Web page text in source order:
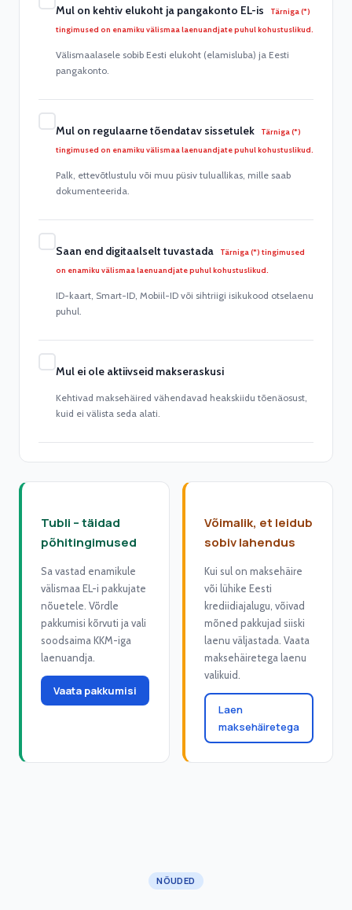
Mul on kehtiv elukoht ja pangakonto EL-is
Tärniga (*)
tingimused on enamiku välismaa laenuandjate puhul kohustuslikud.
Välismaalasele sobib Eesti elukoht (elamisluba) ja Eesti
pangakonto.
Mul on regulaarne tõendatav sissetulek
Tärniga (*)
tingimused on enamiku välismaa laenuandjate puhul kohustuslikud.
Palk, ettevõtlustulu või muu püsiv tuluallikas, mille saab
dokumenteerida.
Saan end digitaalselt tuvastada
Tärniga (*) tingimused
on enamiku välismaa laenuandjate puhul kohustuslikud.
ID-kaart, Smart-ID, Mobiil-ID või sihtriigi isikukood otselaenu
puhul.
Mul ei ole aktiivseid makseraskusi
Kehtivad maksehäired vähendavad heakskiidu tõenäosust,
kuid ei välista seda alati.
Tubli – täidad
põhitingimused
Sa vastad enamikule
välismaa EL-i pakkujate
nõuetele. Võrdle
pakkumisi kõrvuti ja vali
soodsaima KKM-iga
laenuandja.
Vaata pakkumisi
Võimalik, et leidub
sobiv lahendus
Kui sul on maksehäire
või lühike Eesti
krediidiajalugu, võivad
mõned pakkujad siiski
laenu väljastada. Vaata
maksehäiretega laenu
valikuid.
Laen
maksehäiretega
NÕUDED